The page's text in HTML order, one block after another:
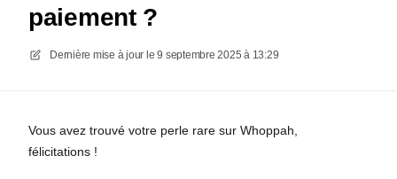
paiement ?
Dernière mise à jour le 9 septembre 2025 à 13:29
Vous avez trouvé votre perle rare sur Whoppah,
félicitations !